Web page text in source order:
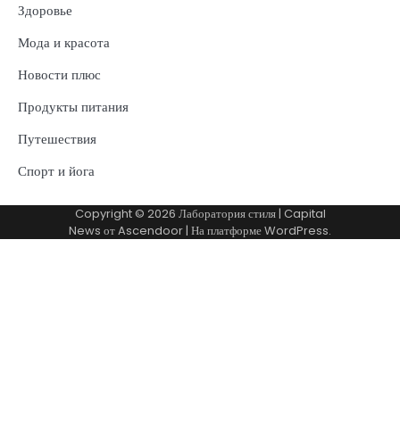
Здоровье
Мода и красота
Новости плюс
Продукты питания
Путешествия
Спорт и йога
Copyright © 2026 Лаборатория стиля| Capital
News отAscendoor | На платформеWordPress.